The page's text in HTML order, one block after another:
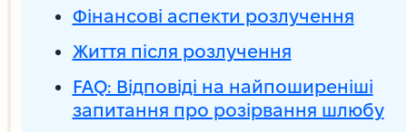
Фінансові аспекти розлучення
Життя після розлучення
FAQ: Відповіді на найпоширеніші
запитання про розірвання шлюбу